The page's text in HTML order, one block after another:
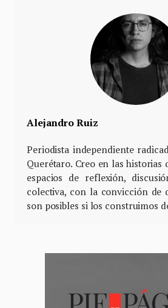
Alejandro Ruiz
Periodista independiente
Querétaro. Creo en las historias
espacios de reflexión,
colectiva, con la convicción de
son posibles si los construimos